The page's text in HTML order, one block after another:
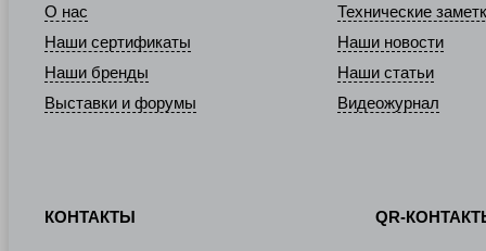
О нас
Наши сертификаты
Наши бренды
Выставки и форумы
Технические
Наши новости
Наши статьи
Видеожурнал
КОНТАКТЫ QR-